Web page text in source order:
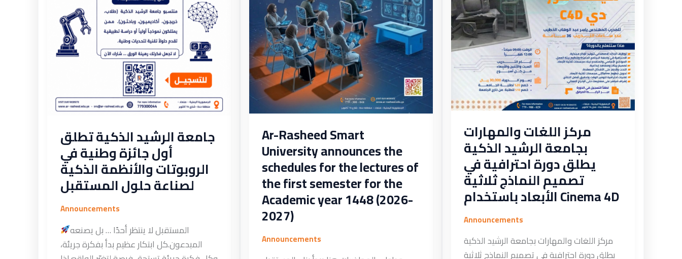
جامعة الرشيد الذكية تطلق
أول جائزة وطنية في
الروبوتات والأنظمة الذكية
لصناعة حلول المستقبل
Announcements
المستقبل لا ينتظر أحدًا … بل يصنعه
المبدعون.كل ابتكار عظيم بدأ بفكرة جريئة،
الروبوتات
والأنظمة
الذكية
لصناعة
Ar-Rasheed Smart
University announces the
schedules for the lectures of
the first semester for the
Academic year 1448 (2026-
2027)
Announcements
the
lectures
of
the
first
semester
for
the
year
1448
(2026-
2027)
مركز اللغات والمهارات
بجامعة الرشيد الذكية
يطلق دورة احترافية في
تصميم النماذج ثلاثية
الأبعاد باستخدام Cinema 4D
Announcements
مركز اللغات والمهارات بجامعة الرشيد الذكية
يطلق دورة احترافية في تصميم النماذج ثلاثية
احترافية
في
تصميم
النماذج
ثلاثية
الأبعاد
باستخدام
Cinema